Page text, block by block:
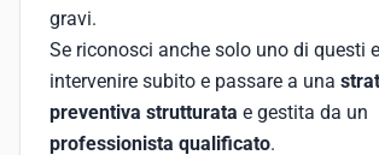
gravi.
Se riconosci anche solo uno di questi
intervenire subito e passare a una
preventiva strutturata e gestita da un
professionista qualificato.